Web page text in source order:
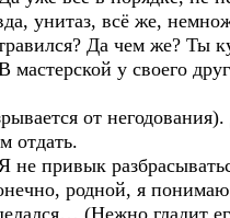
унитаз, всё же,
Да чем же? Ты
у своего
от
отдать.
привык
родной, я понимаю
(Нежно гладит